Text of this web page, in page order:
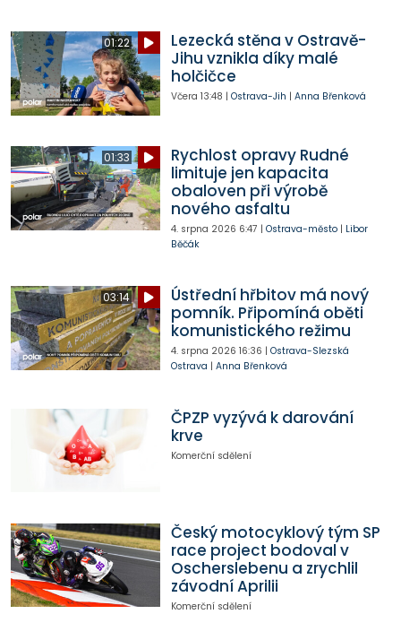
01:22
Lezecká stěna v Ostravě-
Jihu vznikla díky malé
holčičce
Včera 13:48 | Ostrava-Jih | Anna Břenková
01:33
Rychlost opravy Rudné
limituje jen kapacita
obaloven při výrobě
nového asfaltu
4. srpna 2026 6:47 | Ostrava-město| Libor
Běčák
03:14
Ústřední hřbitov má nový
pomník. Připomíná oběti
komunistického režimu
4. srpna 2026 16:36 | Ostrava-Slezská
Ostrava | Anna Břenková
ČPZP vyzývá k darování
krve
Komerční sdělení
Český motocyklový tým SP
race project bodoval v
Oscherslebenu a zrychlil
závodní Aprilii
Komerční sdělení